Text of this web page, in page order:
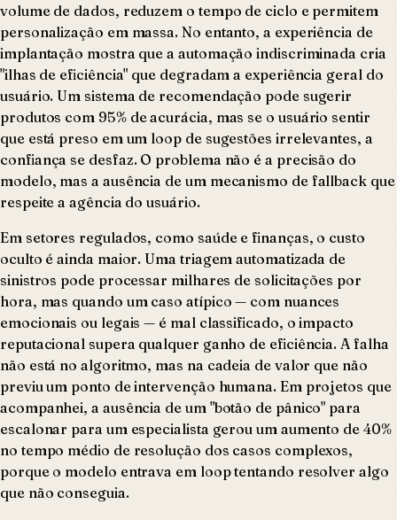
volume de dados, reduzem o tempo de ciclo e permitem
personalização em massa. No entanto, a experiência de
implantação mostra que a automação indiscriminada cria
"ilhas de eficiência" que degradam a experiência geral do
usuário. Um sistema de recomendação pode sugerir
produtos com 95% de acurácia, mas se o usuário sentir
que está preso em um loop de sugestões irrelevantes, a
confiança se desfaz. O problema não é a precisão do
modelo, mas a ausência de um mecanismo de fallback que
respeite a agência do usuário.
Em setores regulados, como saúde e finanças, o custo
oculto é ainda maior. Uma triagem automatizada de
sinistros pode processar milhares de solicitações por
hora, mas quando um caso atípico — com nuances
emocionais ou legais — é mal classificado, o impacto
reputacional supera qualquer ganho de eficiência. A falha
não está no algoritmo, mas na cadeia de valor que não
previu um ponto de intervenção humana. Em projetos que
acompanhei, a ausência de um "botão de pânico" para
escalonar para um especialista gerou um aumento de 40%
no tempo médio de resolução dos casos complexos,
porque o modelo entrava em loop tentando resolver algo
que não conseguia.